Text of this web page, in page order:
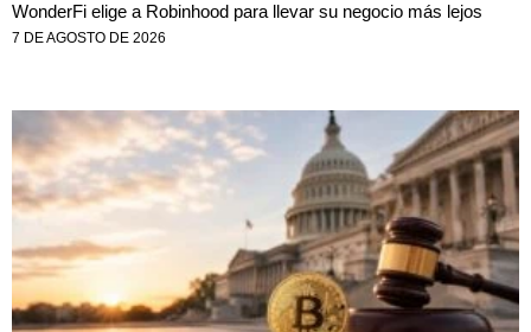
WonderFi elige a Robinhood para llevar su negocio más lejos
7 DE AGOSTO DE 2026